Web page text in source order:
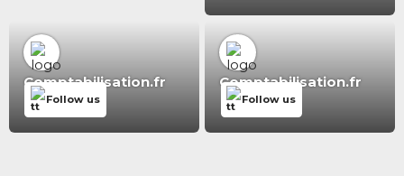
Comptabilisation.fr
Follow us
Comptabilisation.fr
Follow us